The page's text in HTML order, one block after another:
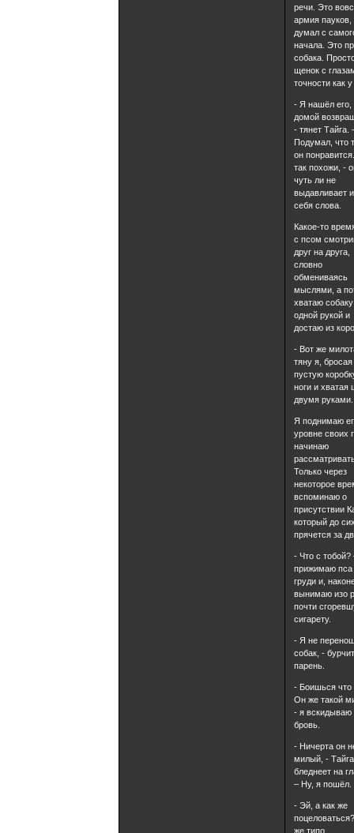
речи. Это
армия пауков,
думал с
начала. Это
собака.
щенок с
точности как
- Я нашёл его,
домой
- тянет Тайга.
Подумал, что
он
так похожи, -
чуть ли не
выдавливает
себя слова.
Какое-то
с псом
друг на друга,
словно
обмениваясь
мыслями, а
хватаю собаку
одной рукой и
достаю из
- Вот же
тяну я, бросая
пустую
ноги и хватая
двумя руками.
Я поднимаю
уровне своих
начинаю
Только через
некоторое
вспоминаю о
присутствии
который до
прячется за
- Что с тобой?
прижимаю пса
груди и,
вынимаю изо
почти
сигарету.
- Я не
собак, -
парень.
- Боишься что
Он же такой
- я вскидываю
бровь.
- Ничерта он
милый, - Тайга
бледнеет на
– Ну, я пошёл.
- Эй, а как же
же типо